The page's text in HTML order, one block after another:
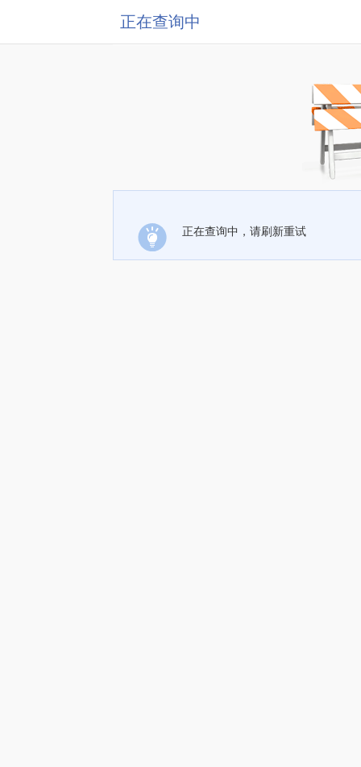
正在查询中
正在查询中，请刷新重试